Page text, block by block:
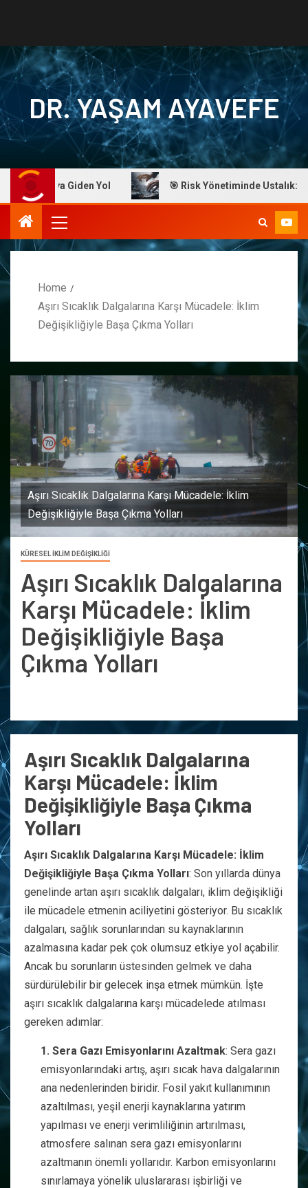
DR. YAŞAM AYAVEFE
Giden Yol 🎯 Risk Yönetiminde Ustalık: Dr.
Home
Aşırı Sıcaklık Dalgalarına Karşı Mücadele: İklim
Değişikliğiyle Başa Çıkma Yolları
Aşırı Sıcaklık Dalgalarına Karşı Mücadele: İklim
Değişikliğiyle Başa Çıkma Yolları
KÜRESEL İKLİM DEĞİŞİKLİĞİ
Aşırı Sıcaklık Dalgalarına
Karşı Mücadele: İklim
Değişikliğiyle Başa
Çıkma Yolları
Aşırı Sıcaklık Dalgalarına
Karşı Mücadele: İklim
Değişikliğiyle Başa Çıkma
Yolları
Aşırı Sıcaklık Dalgalarına Karşı Mücadele: İklim
Değişikliğiyle Başa Çıkma Yolları: Son yıllarda dünya
genelinde artan aşırı sıcaklık dalgaları, iklim değişikliği
ile mücadele etmenin aciliyetini gösteriyor. Bu sıcaklık
dalgaları, sağlık sorunlarından su kaynaklarının
azalmasına kadar pek çok olumsuz etkiye yol açabilir.
Ancak bu sorunların üstesinden gelmek ve daha
sürdürülebilir bir gelecek inşa etmek mümkün. İşte
aşırı sıcaklık dalgalarına karşı mücadelede atılması
gereken adımlar:
1. Sera Gazı Emisyonlarını Azaltmak: Sera gazı
emisyonlarındaki artış, aşırı sıcak hava dalgalarının
ana nedenlerinden biridir. Fosil yakıt kullanımının
azaltılması, yeşil enerji kaynaklarına yatırım
yapılması ve enerji verimliliğinin artırılması,
atmosfere salınan sera gazı emisyonlarını
azaltmanın önemli yollarıdır. Karbon emisyonlarını
sınırlamaya yönelik uluslararası işbirliği ve